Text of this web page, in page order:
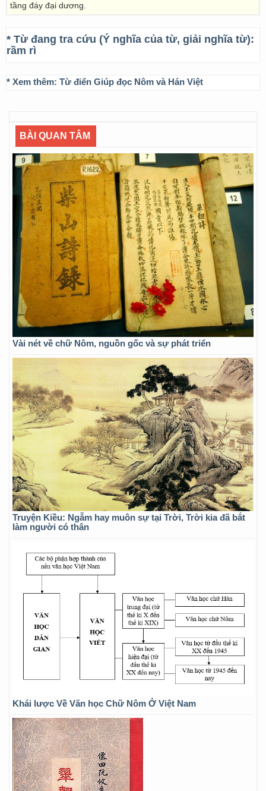
tầng đáy đại dương.
* Từ đang tra cứu (Ý nghĩa của từ, giải nghĩa từ):
rầm rì
* Xem thêm: Từ điển Giúp đọc Nôm và Hán Việt
BÀI QUAN TÂM
Vài nét về chữ Nôm, nguồn gốc và sự phát triển
Truyện Kiều: Ngẫm hay muôn sự tại Trời, Trời kia đã bắt
làm người có thân
Khái lược Về Văn học Chữ Nôm Ở Việt Nam